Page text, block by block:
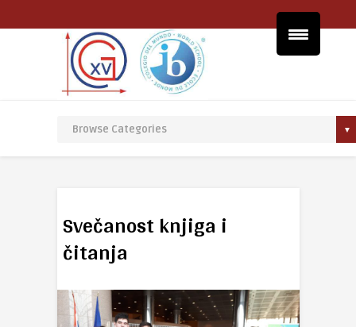
Svečanost knjiga i
čitanja